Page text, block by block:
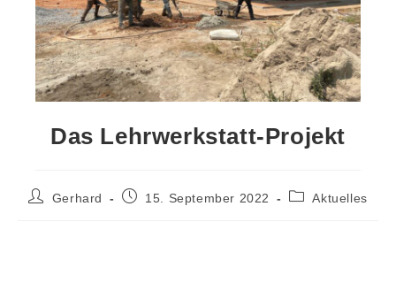
Das Lehrwerkstatt-Projekt
Gerhard 15. September 2022 Aktuelles